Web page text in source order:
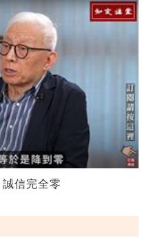
信完全零